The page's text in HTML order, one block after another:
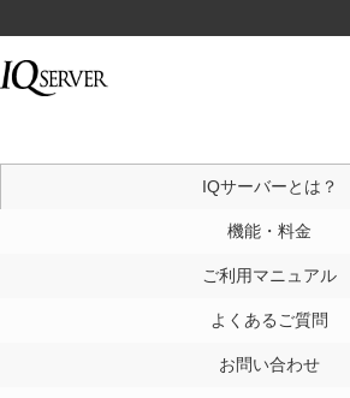
IQサーバーとは？
機能・料金
ご利用マニュアル
よくあるご質問
お問い合わせ